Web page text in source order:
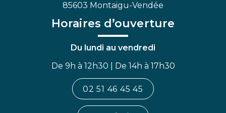
85603 Montaigu-Vendée
Horaires d’ouverture
Du lundi au vendredi
De 9h à 12h30 | De 14h à 17h30
02 51 46 45 45